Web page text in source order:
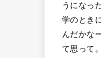
うになっ
学のとき
んだかな
て思って